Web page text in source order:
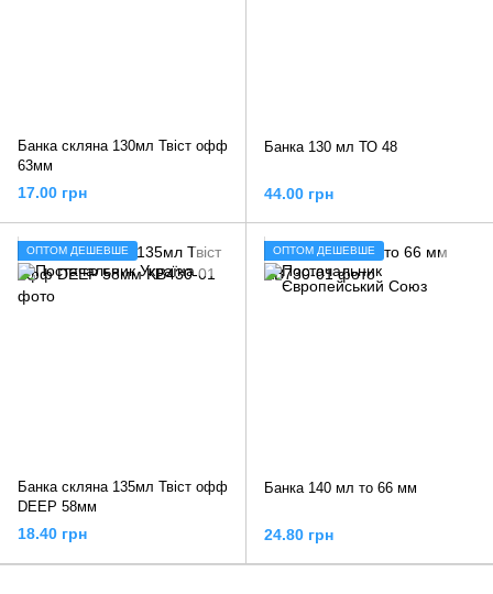
Банка скляна 130мл Твіст офф
63мм
17.00 грн
Банка 130 мл ТО 48
44.00 грн
ОПТОМ ДЕШЕВШЕ
Банка скляна 135мл Твіст офф
DEEP 58мм
18.40 грн
ОПТОМ ДЕШЕВШЕ
Банка 140 мл то 66 мм
24.80 грн